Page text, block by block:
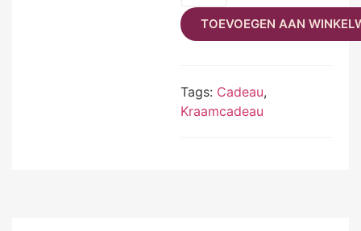
TOEVOEGEN AAN
Tags: Cadeau,
Kraamcadeau